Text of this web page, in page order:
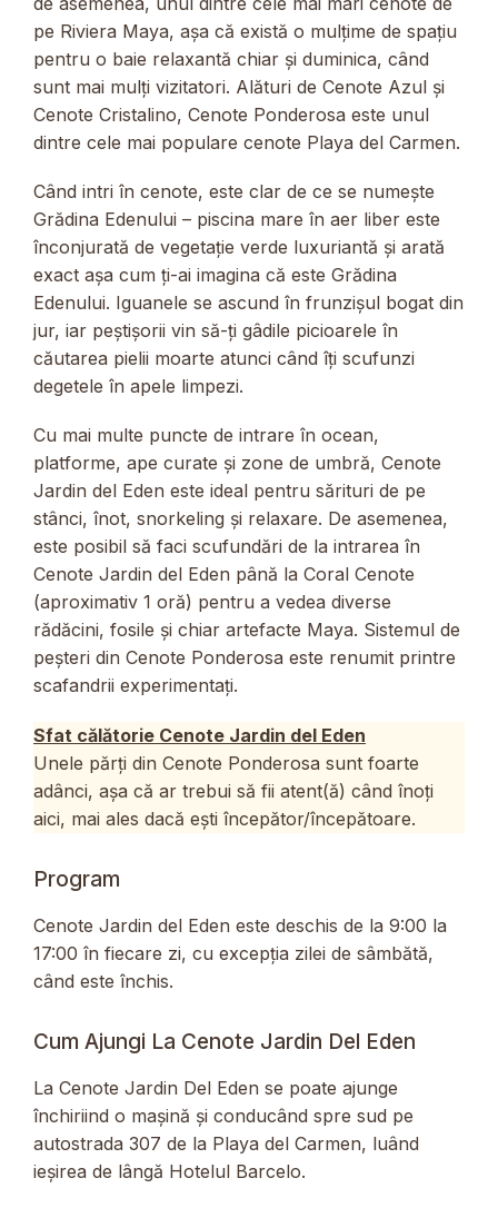
pe Riviera Maya, așa că există o mulțime de spațiu
pentru o baie relaxantă chiar și duminica, când
sunt mai mulți vizitatori. Alături de Cenote Azul și
Cenote Cristalino, Cenote Ponderosa este unul
dintre cele mai populare cenote Playa del Carmen.
Când intri în cenote, este clar de ce se numește
Grădina Edenului – piscina mare în aer liber este
înconjurată de vegetație verde luxuriantă și arată
exact așa cum ți-ai imagina că este Grădina
Edenului. Iguanele se ascund în frunzișul bogat din
jur, iar peștișorii vin să-ți gâdile picioarele în
căutarea pielii moarte atunci când îți scufunzi
degetele în apele limpezi.
Cu mai multe puncte de intrare în ocean,
platforme, ape curate și zone de umbră, Cenote
Jardin del Eden este ideal pentru sărituri de pe
stânci, înot, snorkeling și relaxare. De asemenea,
este posibil să faci scufundări de la intrarea în
Cenote Jardin del Eden până la Coral Cenote
(aproximativ 1 oră) pentru a vedea diverse
rădăcini, fosile și chiar artefacte Maya. Sistemul de
peșteri din Cenote Ponderosa este renumit printre
scafandrii experimentați.
Sfat călătorie Cenote Jardin del Eden
Unele părți din Cenote Ponderosa sunt foarte
adânci, așa că ar trebui să fii atent(ă) când înoți
aici, mai ales dacă ești începător/începătoare.
Program
Cenote Jardin del Eden este deschis de la 9:00 la
17:00 în fiecare zi, cu excepția zilei de sâmbătă,
când este închis.
Cum Ajungi La Cenote Jardin Del Eden
La Cenote Jardin Del Eden se poate ajunge
închiriind o mașină și conducând spre sud pe
autostrada 307 de la Playa del Carmen, luând
ieșirea de lângă Hotelul Barcelo.